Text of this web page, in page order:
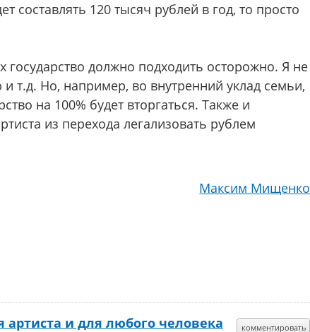
составлять 120 тысяч рублей в год, то просто
государство должно подходить осторожно. Я не
т.д. Но, например, во внутренний уклад семьи,
на 100% будет вторгаться. Также и
из перехода легализовать рублем
Максим Мищенко
комментировать
артиста и для любого человека